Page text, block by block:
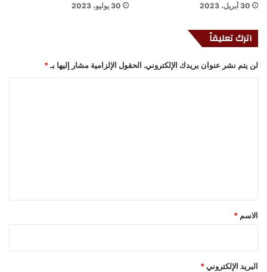
30 أبريل، 2023 30 يوليو، 2023
اترك تعليقاً
لن يتم نشر عنوان بريدك الإلكتروني. الحقول الإلزامية مشار إليها بـ*
*
الاسم *
البريد الإلكتروني *